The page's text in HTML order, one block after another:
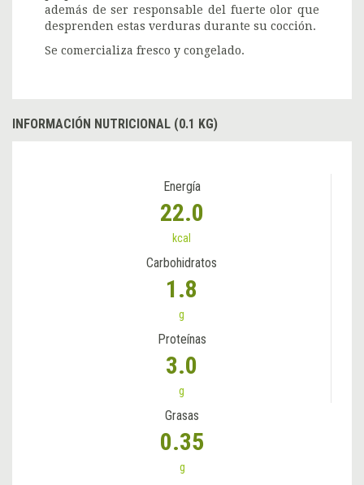
además de ser responsable del fuerte olor que
desprenden estas verduras durante su cocción.
Se comercializa fresco y congelado.
INFORMACIÓN NUTRICIONAL (0.1 KG)
Energía
22.0
kcal
Carbohidratos
1.8
g
Proteínas
3.0
g
Grasas
0.35
g